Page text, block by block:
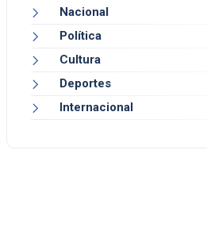
Nacional
Política
Cultura
Deportes
Internacional